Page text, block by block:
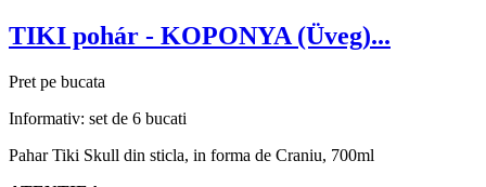
TIKI pohár - KOPONYA (Üveg)...
Pret pe bucata
Informativ: set de 6 bucati
Pahar Tiki Skull din sticla, in forma de Craniu, 700ml